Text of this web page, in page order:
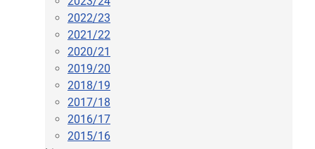
2022/23
2021/22
2020/21
2019/20
2018/19
2017/18
2016/17
2015/16